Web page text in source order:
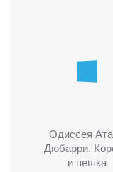
Одиссея
Дюбарри.
и пешка